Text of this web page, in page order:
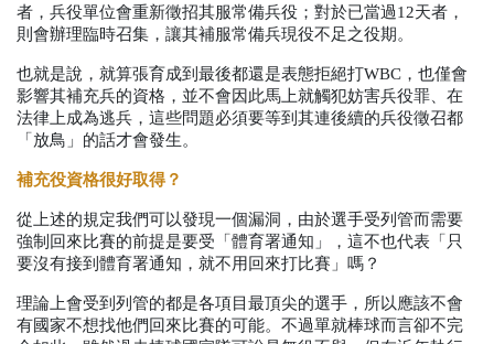
者，兵役單位會重新徵招其服常備兵役；對於已當過12天者，
則會辦理臨時召集，讓其補服常備兵現役不足之役期。
也就是說，就算張育成到最後都還是表態拒絕打WBC ，也僅會
影響其補充兵的資格，並不會因此馬上就觸犯妨害兵役罪、在
法律上成為逃兵，這些問題必須要等到其連後續的兵役徵召都
「放鳥」的話才會發生。
補充役資格很好取得？
從上述的規定我們可以發現一個漏洞，由於選手受列管而需要
強制回來比賽的前提是要受「體育署通知」，這不也代表「只
要沒有接到體育署通知，就不用回來打比賽」嗎？
理論上會受到列管的都是各項目最頂尖的選手，所以應該不會
有國家不想找他們回來比賽的可能。不過單就棒球而言卻不完